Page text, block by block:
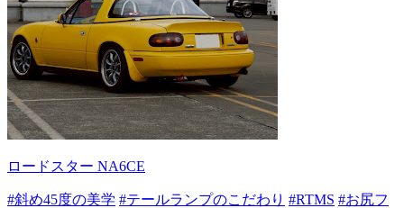
ロードスター NA6CE
#斜め45度の美学 #テールランプのこだわり #RTMS #お尻フ